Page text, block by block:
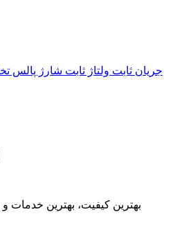
جریان ثابت ولتاژ ثابت شارژ پالس
بهترین کیفیت، بهترین خدمات